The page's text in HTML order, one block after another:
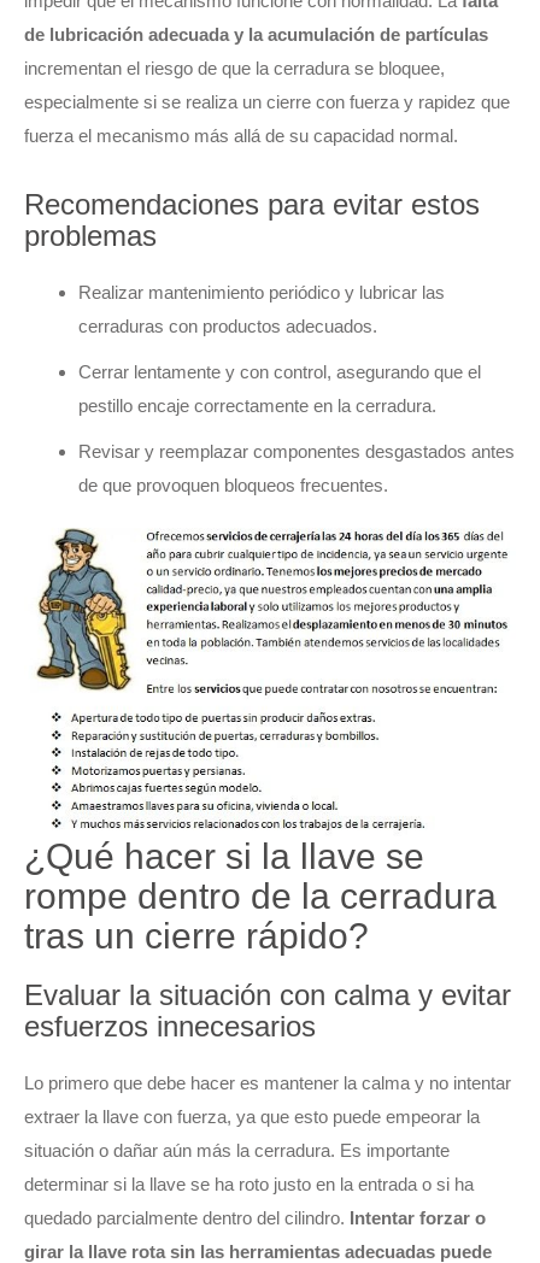
de lubricación adecuada y la acumulación de partículas
incrementan el riesgo de que la cerradura se bloquee,
especialmente si se realiza un cierre con fuerza y rapidez que
fuerza el mecanismo más allá de su capacidad normal.
Recomendaciones para evitar estos
problemas
Realizar mantenimiento periódico y lubricar las
cerraduras con productos adecuados.
Cerrar lentamente y con control, asegurando que el
pestillo encaje correctamente en la cerradura.
Revisar y reemplazar componentes desgastados antes
de que provoquen bloqueos frecuentes.
¿Qué hacer si la llave se
rompe dentro de la cerradura
tras un cierre rápido?
Evaluar la situación con calma y evitar
esfuerzos innecesarios
Lo primero que debe hacer es mantener la calma y no intentar
extraer la llave con fuerza, ya que esto puede empeorar la
situación o dañar aún más la cerradura. Es importante
determinar si la llave se ha roto justo en la entrada o si ha
quedado parcialmente dentro del cilindro. Intentar forzar o
girar la llave rota sin las herramientas adecuadas puede